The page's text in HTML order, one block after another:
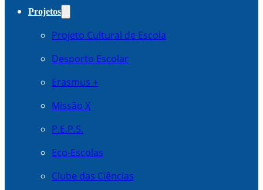
Projetos
Projeto Cultural de Escola
Desporto Escolar
Erasmus +
Missão X
P.E.P.S.
Eco-Escolas
Clube das Ciências